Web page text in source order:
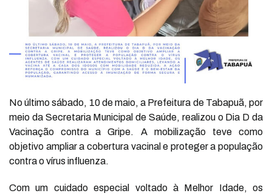
No último sábado, 10 de maio, a Prefeitura de Tabapuã, por
meio da Secretaria Municipal de Saúde, realizou o Dia D da
Vacinação contra a Gripe. A mobilização teve como
objetivo ampliar a cobertura vacinal e proteger a população
contra o vírus influenza.
Com um cuidado especial voltado à Melhor Idade, os